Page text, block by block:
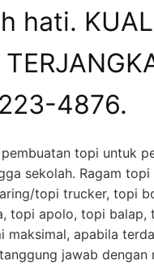
hati.
4876.
topi untuk
sekolah. Ragam
topi trucker, topi
topi apolo, topi balap,
maksimal, apabila
jawab dengan